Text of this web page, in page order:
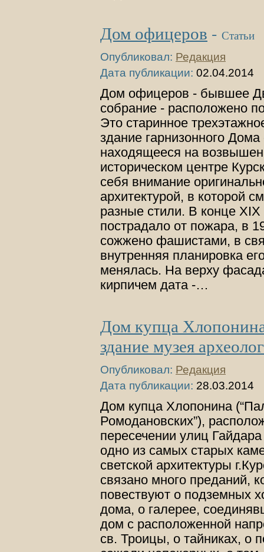
Дом офицеров - Статьи
Опубликовал: Редакция
Дата публикации: 02.04.2014
Дом офицеров - бывшее
собрание - расположено
Это старинное
здание гарнизонного
находящееся на
историческом центре
себя внимание
архитектурой, в которой
разные стили. В конце
пострадало от пожара, в
сожжено фашистами, в
внутренняя планировка
менялась. На верху
кирпичем дата -…
Дом купца
здание музея
Опубликовал: Редакция
Дата публикации: 28.03.2014
Дом купца Хлопонина
Ромодановских”),
пересечении улиц
одно из самых старых
светской архитектуры
связано много преданий,
повествуют о подземных
дома, о галерее,
дом с расположенной
св. Троицы, о тайниках, о